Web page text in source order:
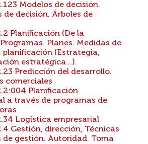
Modelos de decisión.
de decisión. Árboles de
Planificación (De la
Planes. Medidas de
planificación (Estrategia,
estratégica...)
Predicción del desarrollo.
comerciales
Planificación
a través de programas de
Logística empresarial
Gestión, dirección, Técnicas
de gestión. Autoridad. Toma